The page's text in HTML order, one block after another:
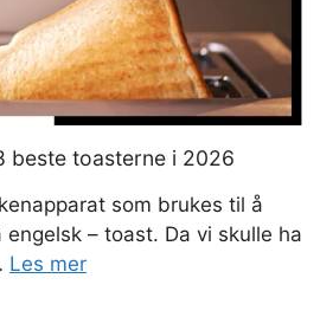
beste toasterne i 2026
som brukes til å
– toast. Da vi skulle ha
Les mer